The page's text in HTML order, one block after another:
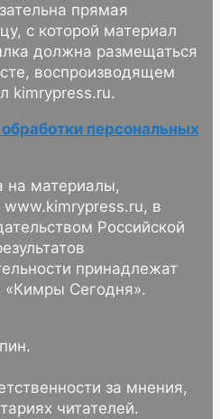
прямая
с которой материал
должна размещаться
воспроизводящем
kimrypress.ru.
персональных
на материалы,
в
Российской
принадлежат
Сегодня».
за мнения,
читателей.